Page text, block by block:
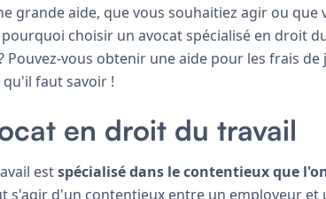
grande aide, que vous souhaitiez agir ou que
choisir un avocat spécialisé en droit
vous obtenir une aide pour les frais de
faut savoir !
en droit du travail
estspécialisé dans le contentieux que
s'agir d'un contentieux entre un employeur et